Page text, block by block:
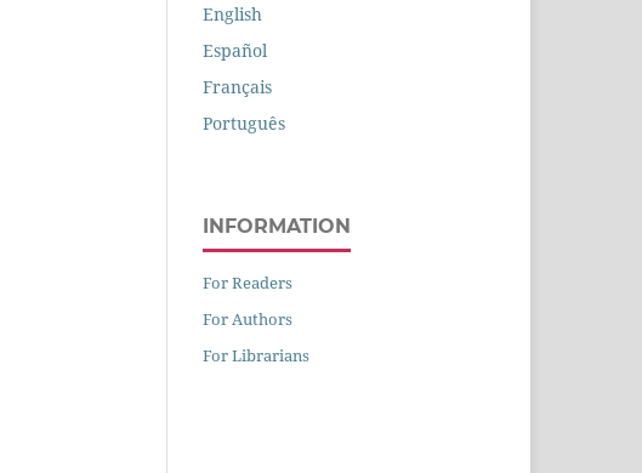
English
Español
Français
Português
INFORMATION
For Readers
For Authors
For Librarians